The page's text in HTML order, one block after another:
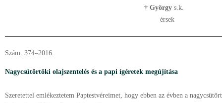
† Györgys.k.
érsek
Szám: 374–2016.
Nagycsütörtöki olajszentelés és a papi ígéretek megújítása
Szeretettel emlékeztetem Paptestvéreimet, hogy ebben az évben a